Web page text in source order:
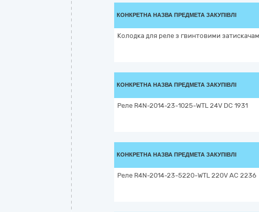
КОНКРЕТНА НАЗВА ПРЕДМЕТА ЗАКУПІВЛІ
Колодка для реле з гвинтовими
КОНКРЕТНА НАЗВА ПРЕДМЕТА ЗАКУПІВЛІ
Реле R4N-2014-23-1025-WTL 24V DC 1931
КОНКРЕТНА НАЗВА ПРЕДМЕТА ЗАКУПІВЛІ
Реле R4N-2014-23-5220-WTL 220V AC 2236